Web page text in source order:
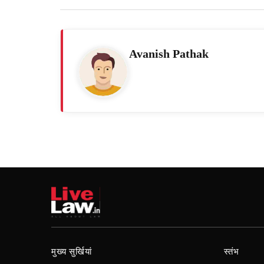
Avanish Pathak
मुख्य सुर्खियां स्तंभ